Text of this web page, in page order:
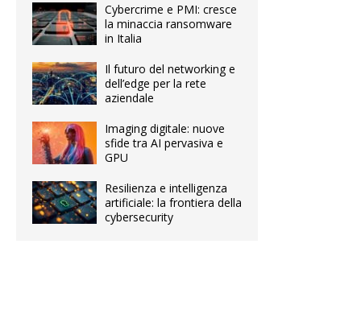
Cybercrime e PMI: cresce
la minaccia ransomware
in Italia
Il futuro del networking e
dell’edge per la rete
aziendale
Imaging digitale: nuove
sfide tra AI pervasiva e
GPU
Resilienza e intelligenza
artificiale: la frontiera della
cybersecurity